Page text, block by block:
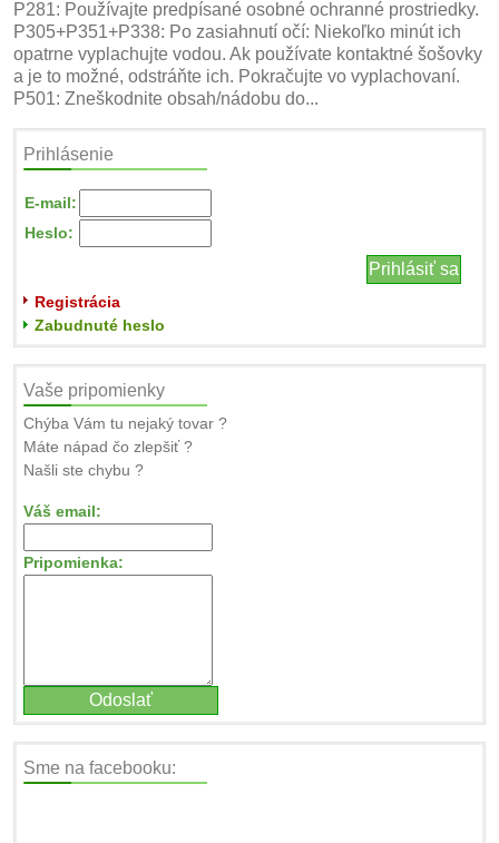
P281: Používajte predpísané osobné ochranné prostriedky.
P305+P351+P338: Po zasiahnutí očí: Niekoľko minút ich
opatrne vyplachujte vodou. Ak používate kontaktné šošovky
a je to možné, odstráňte ich. Pokračujte vo vyplachovaní.
P501: Zneškodnite obsah/nádobu do...
Prihlásenie
E-mail:
Heslo:
Registrácia
Zabudnuté heslo
Vaše pripomienky
Chýba Vám tu nejaký tovar ?
Máte nápad čo zlepšiť ?
Našli ste chybu ?
Váš email:
Pripomienka:
Sme na facebooku: